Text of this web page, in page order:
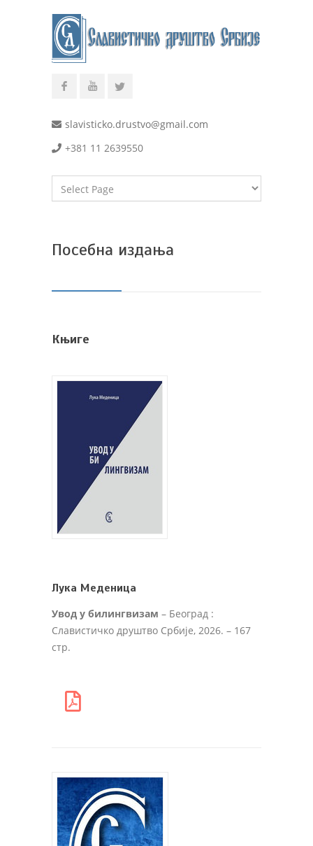
slavisticko.drustvo@gmail.com
+381 11 2639550
Посебна издања
Књиге
Лука Меденица
Увод у билингвизам – Београд :
Славистичко друштво Србије, 2026. – 167
стр.